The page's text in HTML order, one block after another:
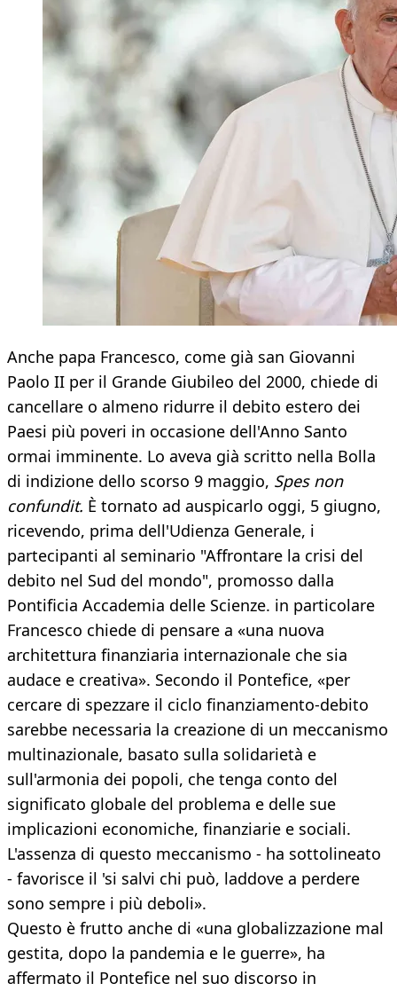
Anche papa Francesco, come già san Giovanni
Paolo II per il Grande Giubileo del 2000, chiede di
cancellare o almeno ridurre il debito estero dei
Paesi più poveri in occasione dell'Anno Santo
ormai imminente. Lo aveva già scritto nella Bolla
di indizione dello scorso 9 maggio, Spes non
confundit. È tornato ad auspicarlo oggi, 5 giugno,
ricevendo, prima dell'Udienza Generale, i
partecipanti al seminario "Affrontare la crisi del
debito nel Sud del mondo", promosso dalla
Pontificia Accademia delle Scienze. in particolare
Francesco chiede di pensare a «una nuova
architettura finanziaria internazionale che sia
audace e creativa». Secondo il Pontefice, «per
cercare di spezzare il ciclo finanziamento-debito
sarebbe necessaria la creazione di un meccanismo
multinazionale, basato sulla solidarietà e
sull'armonia dei popoli, che tenga conto del
significato globale del problema e delle sue
implicazioni economiche, finanziarie e sociali.
L'assenza di questo meccanismo - ha sottolineato
- favorisce il 'si salvi chi può, laddove a perdere
sono sempre i più deboli».
Questo è frutto anche di «una globalizzazione mal
gestita, dopo la pandemia e le guerre», ha
affermato il Pontefice nel suo discorso in